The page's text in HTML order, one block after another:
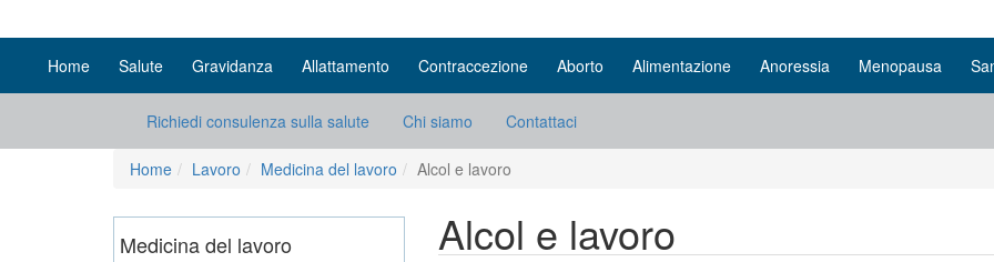
Home Salute Gravidanza Allattamento Contraccezione Aborto Alimentazione Anoressia Menopausa
Richiedi consulenza sulla salute Chi siamo Contattaci
Home Lavoro Medicina del lavoro Alcol e lavoro
Alcol e lavoro
Medicina del lavoro